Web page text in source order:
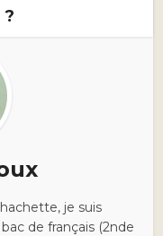
je suis
de français (2nde